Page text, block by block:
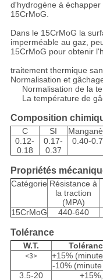
d'hydrogène à
15CrMoG.
Dans le 15CrMoG la
imperméable au gaz,
15CrMoG pour obtenir
traitement thermique
Normalisation et
Normalisation de la
La température de
Composition
C SI
0.12-
0.18
0.17-
0.37
0.40-
Propriétés
Catégorie Résistance à
la traction
(MPA)
15CrMoG
440-640
Tolérance
W.T.
<3>
+15%
-10%
3.5-20